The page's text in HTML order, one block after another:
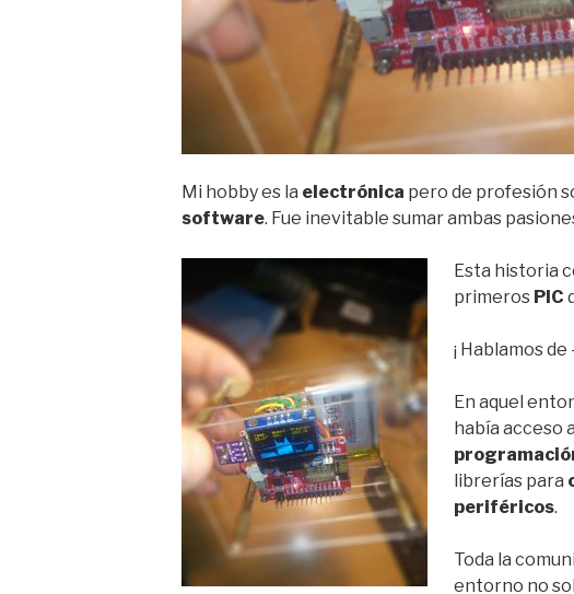
Mi hobby es la electrónica pero de profesión
software. Fue inevitable sumar ambas
Esta historia
primeros PIC
¡ Hablamos
En aquel
había acceso a
librerías para
periféricos.
Toda la
entorno no